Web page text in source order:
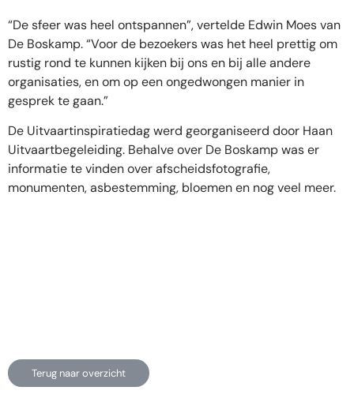
“De sfeer was heel ontspannen”, vertelde Edwin Moes van
De Boskamp. “Voor de bezoekers was het heel prettig om
rustig rond te kunnen kijken bij ons en bij alle andere
organisaties, en om op een ongedwongen manier in
gesprek te gaan.”
De Uitvaartinspiratiedag werd georganiseerd door Haan
Uitvaartbegeleiding. Behalve over De Boskamp was er
informatie te vinden over afscheidsfotografie,
monumenten, asbestemming, bloemen en nog veel meer.
Terug naar overzicht